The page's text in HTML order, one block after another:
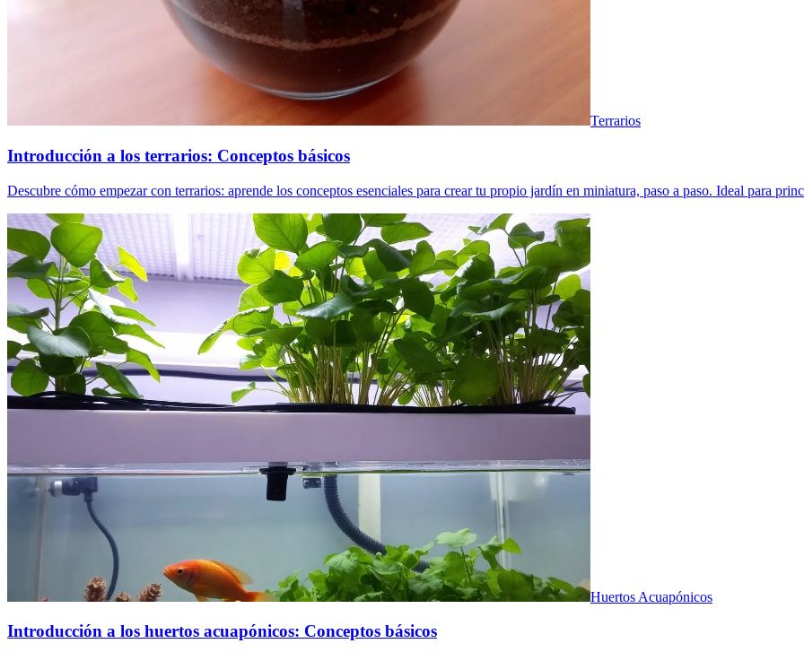
Terrarios
Introducción a los terrarios: Conceptos básicos
Descubre cómo empezar con terrarios: aprende los conceptos esenciales para crear tu propio jardín en miniatura, paso a paso. Ideal para
Huertos Acuapónicos
Introducción a los huertos acuapónicos: Conceptos básicos